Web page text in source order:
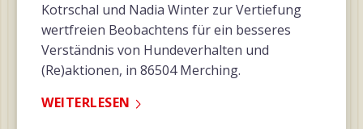
Kotrschal und Nadia Winter zur Vertiefung
wertfreien Beobachtens für ein besseres
Verständnis von Hundeverhalten und
(Re)aktionen, in 86504 Merching.
WEITERLESEN